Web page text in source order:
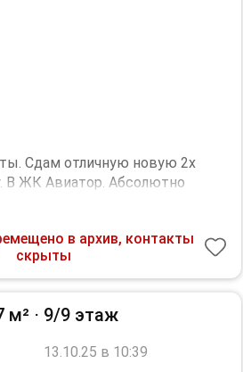
Сдам отличную новую 2х
В ЖК Авиатор. Абсолютно
Никто не жил. В квартире
закрытых двора. В
медицинские услуги,
мебель - кухня, хранение
машина, телевизор.
в архив, контакты
скрыты
м² ⋅ 9/9 этаж
13.10.25 в 10:39